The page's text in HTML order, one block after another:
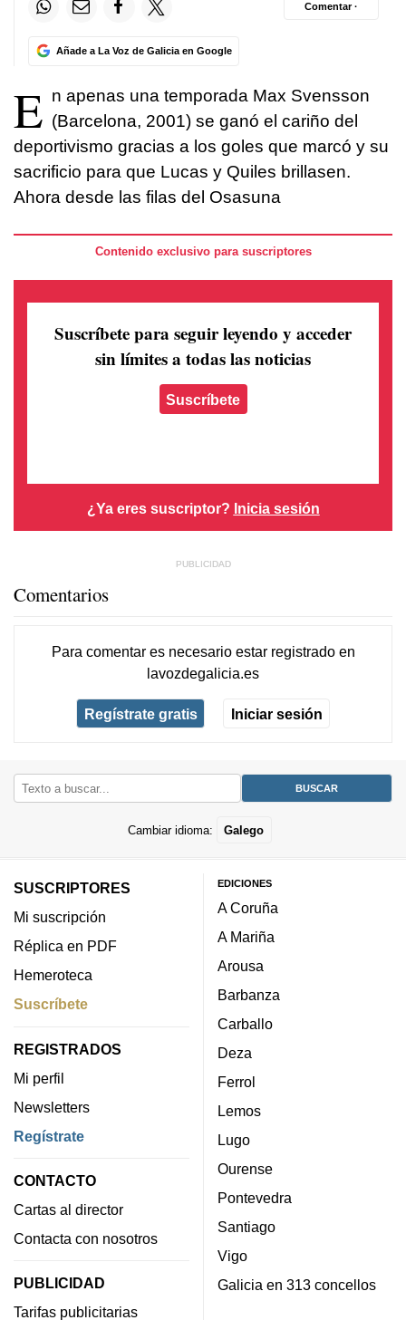
Añade a La Voz de Galicia en Google
Comentar ·
E n apenas una temporada Max Svensson
(Barcelona, 2001) se ganó el cariño del
deportivismo gracias a los goles que marcó y su
sacrificio para que Lucas y Quiles brillasen.
Ahora desde las filas del Osasuna
Contenido exclusivo para suscriptores
Suscríbete para seguir leyendo y acceder
sin límites a todas las noticias
Suscríbete
¿Ya eres suscriptor? Inicia sesión
Comentarios
Para comentar es necesario estar registradoen
lavozdegalicia.es
Regístrate gratis Iniciar sesión
Cambiar idioma: Galego
SUSCRIPTORES
Mi suscripción
Réplica en PDF
Hemeroteca
Suscríbete
REGISTRADOS
Mi perfil
Newsletters
Regístrate
CONTACTO
Cartas al director
Contacta con nosotros
PUBLICIDAD
Tarifas publicitarias
EDICIONES
A Coruña
A Mariña
Arousa
Barbanza
Carballo
Deza
Ferrol
Lemos
Lugo
Ourense
Pontevedra
Santiago
Vigo
Galicia en 313 concellos